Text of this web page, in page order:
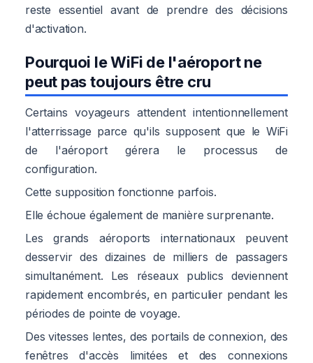
reste essentiel avant de prendre des décisions
d'activation.
Pourquoi le WiFi de l'aéroport ne
peut pas toujours être cru
Certains voyageurs attendent intentionnellement
l'atterrissage parce qu'ils supposent que le WiFi
de l'aéroport gérera le processus de
configuration.
Cette supposition fonctionne parfois.
Elle échoue également de manière surprenante.
Les grands aéroports internationaux peuvent
desservir des dizaines de milliers de passagers
simultanément. Les réseaux publics deviennent
rapidement encombrés, en particulier pendant les
périodes de pointe de voyage.
Des vitesses lentes, des portails de connexion, des
fenêtres d'accès limitées et des connexions